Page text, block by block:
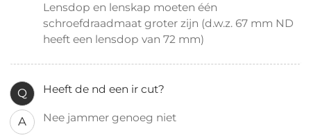
Lensdop en lenskap moeten één
schroefdraadmaat groter zijn (d.w.z. 67 mm ND
heeft een lensdop van 72 mm)
Q Heeft de nd een ir cut?
A Nee jammer genoeg niet